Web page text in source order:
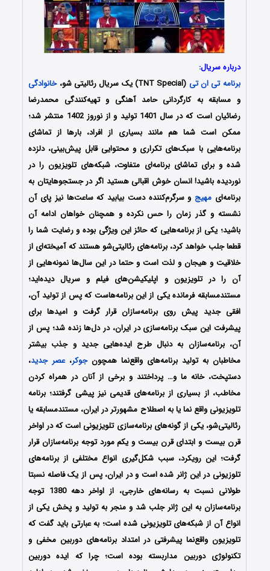
درباره سریال:
برنامه تی ان تی (TNT Special) یک سریال رئالیتی شو،
خانوادگی
و مسابقه به کارگردانی حامد آهنگی و تهیه‌کنندگی محمدرضا
رضائیان است که در سال 1401 تولید و از نوروز 1402 منتشر شد؛
ممکن است شما هم مانند بسیاری از افراد، بارها از تماشای
برنامه‌هایی با سبک‌های تکراری و محتوایی قابل پیش‌بینی، دلزده
شده و برای تماشای برنامه‌ای متفاوت، شبکه‌های تلویزیون را در
نوردیده باشید! انسان خوش اقبالی هستید اگر در جستجوهایتان به
برنامه‌ای مهیج و سرگرم‌کننده دست بیابید که ساعت‌ها نیز پای آن
نشسته و گذر زمان را حس نکرده و همچنان خواهان ادامه آن
باشید؛ یکی از برنامه‌هایی که حائز این ویژگی بوده و رضایت شما را
قطعا جلب خواهد کرد، برنامه‌های رئالیتی‌شو هستند که آمیخته‌ای از
خلاقیت و هیجان و لذت است و حتما در این سال‌ها نمونه‌هایی از
آن را در تلویزیون و اپلیکیشن‌های فیلم و سریال دیده‌اید؛
مستندمسابقه فرمانده یکی از این برنامه‌هاست که پس از تولید آن،
افقی جدید پیش روی برنامه‌سازان قرار گرفت و امیدها برای
پیشرفت این سبک برنامه‌سازی در ایران، در دل‌ها زنده شد؛ پس از
آن، برنامه‌سازان به دنبال طرح ایده‌هایی جدید و جذب بیشتر
مخاطبان به تولید برنامه‌های واقع‌نما همچونجوکر،عصر جدید،
دستپخت، خانه ما و… پرداختند و برخی از آنان در همراه کردن
مخاطب، از بسیاری از برنامه‌های قدیمی نیز پیشی گرفتند؛ برنامه
تلویزیونی واقع نما یا به اصطلاح مشهورتر در ایران، مستندمسابقه یا
رئالیتی‌شو، یکی از گونه‌های برنامه‌سازی تلویزیونی است که در اواخر
قرن بیست و ابتدای قرن بیست و یکم مورد توجه برنامه‌سازان قرار
گرفت؛ این رویکرد، سبب شکل‌گیری انواع مختلفی از برنامه‌های
تلوزیونی در این ژانر شده است و در ایران، پس از یک فاصله نسبتا
طولانی نسبت به رسانه‌های خارجی، از اواخر دهه 1380 توجه
برنامه‌سازان به این ژانر جلب شد و منجر به تولید و پخش یکی از
انواع آن از شبکه‌های تلویزیونی شده است؛ به عبارتی باید گفت که
تلویزیون واقع‌نما پیشرفتی در امتداد برنامه‌های دوربین مخفی و
تکنولوژی دوربین مداربسته بوده است؛ چرا که ایده دوربین